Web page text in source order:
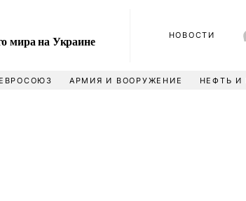
мира на Украине НОВОСТИ
ЕВРОСОЮЗ АРМИЯ И ВООРУЖЕНИЕ НЕФТЬ И